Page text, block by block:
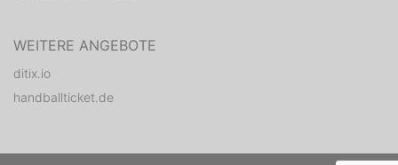
WEITERE ANGEBOTE
ditix.io
handballticket.de